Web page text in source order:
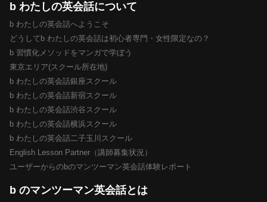
b わたしの英会話について
b わたしの英会話へようこそ
どうしてb わたしの英会話は初心者専門・女性限定なの？
b 習慣化メソッドをマンガで学ぼう
東京エリア(スクール所在地)
b わたしの英会話銀座スクール
b わたしの英会話新宿スクール
b わたしの英会話渋谷スクール
b わたしの英会話横浜スクール
b わたしの英会話二子玉川スクール
English Lesson Partner（講師募集状況）
ユーザーからのbのマンツーマン英会話体験レポート
b のマンツーマン英会話とは